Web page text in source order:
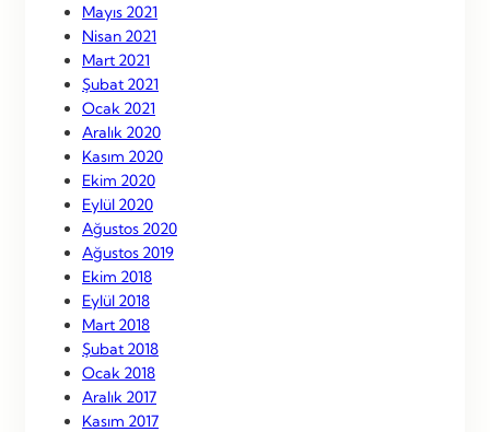
Mayıs 2021
Nisan 2021
Mart 2021
Şubat 2021
Ocak 2021
Aralık 2020
Kasım 2020
Ekim 2020
Eylül 2020
Ağustos 2020
Ağustos 2019
Ekim 2018
Eylül 2018
Mart 2018
Şubat 2018
Ocak 2018
Aralık 2017
Kasım 2017